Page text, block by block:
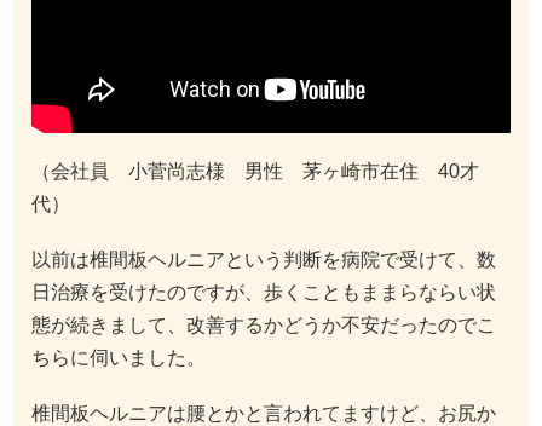
（会社員 小菅尚志様 男性 茅ヶ崎市在住 40才
代）
以前は椎間板ヘルニアという判断を病院で受けて、数
日治療を受けたのですが、歩くこともままらならい状
態が続きまして、改善するかどうか不安だったのでこ
ちらに伺いました。
椎間板ヘルニアは腰とかと言われてますけど、お尻か